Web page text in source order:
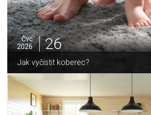
Čvc
2026
25
Jak sušit pomeranče a citrusy